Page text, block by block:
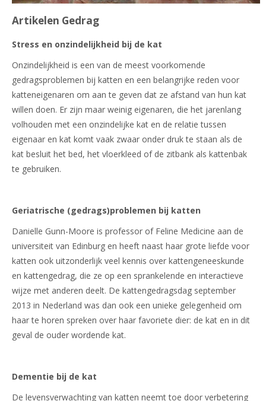
Artikelen Gedrag
Stress en onzindelijkheid bij de kat
Onzindelijkheid is een van de meest voorkomende
gedragsproblemen bij katten en een belangrijke reden voor
katteneigenaren om aan te geven dat ze afstand van hun kat
willen doen. Er zijn maar weinig eigenaren, die het jarenlang
volhouden met een onzindelijke kat en de relatie tussen
eigenaar en kat komt vaak zwaar onder druk te staan als de
kat besluit het bed, het vloerkleed of de zitbank als kattenbak
te gebruiken.
Geriatrische (gedrags)problemen bij katten
Danielle Gunn-Moore is professor of Feline Medicine aan de
universiteit van Edinburg en heeft naast haar grote liefde voor
katten ook uitzonderlijk veel kennis over kattengeneeskunde
en kattengedrag, die ze op een sprankelende en interactieve
wijze met anderen deelt. De kattengedragsdag september
2013 in Nederland was dan ook een unieke gelegenheid om
haar te horen spreken over haar favoriete dier: de kat en in dit
geval de ouder wordende kat.
Dementie bij de kat
De levensverwachting van katten neemt toe door verbetering